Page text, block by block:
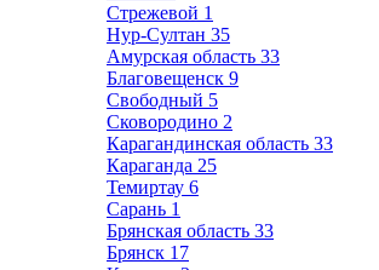
Стрежевой 1
Нур-Султан 35
Амурская область 33
Благовещенск 9
Свободный 5
Сковородино 2
Карагандинская область 33
Караганда 25
Темиртау 6
Сарань 1
Брянская область 33
Брянск 17